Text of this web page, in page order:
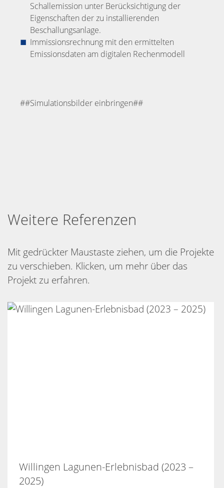
Schallemission unter Berücksichtigung der
Eigenschaften der zu installierenden
Beschallungsanlage.
Immissionsrechnung mit den ermittelten
Emissionsdaten am digitalen Rechenmodell
##Simulationsbilder einbringen##
Weitere Referenzen
Mit gedrückter Maustaste ziehen, um die Projekte
zu verschieben. Klicken, um mehr über das
Projekt zu erfahren.
Willingen Lagunen-Erlebnisbad (2023 –
2025)